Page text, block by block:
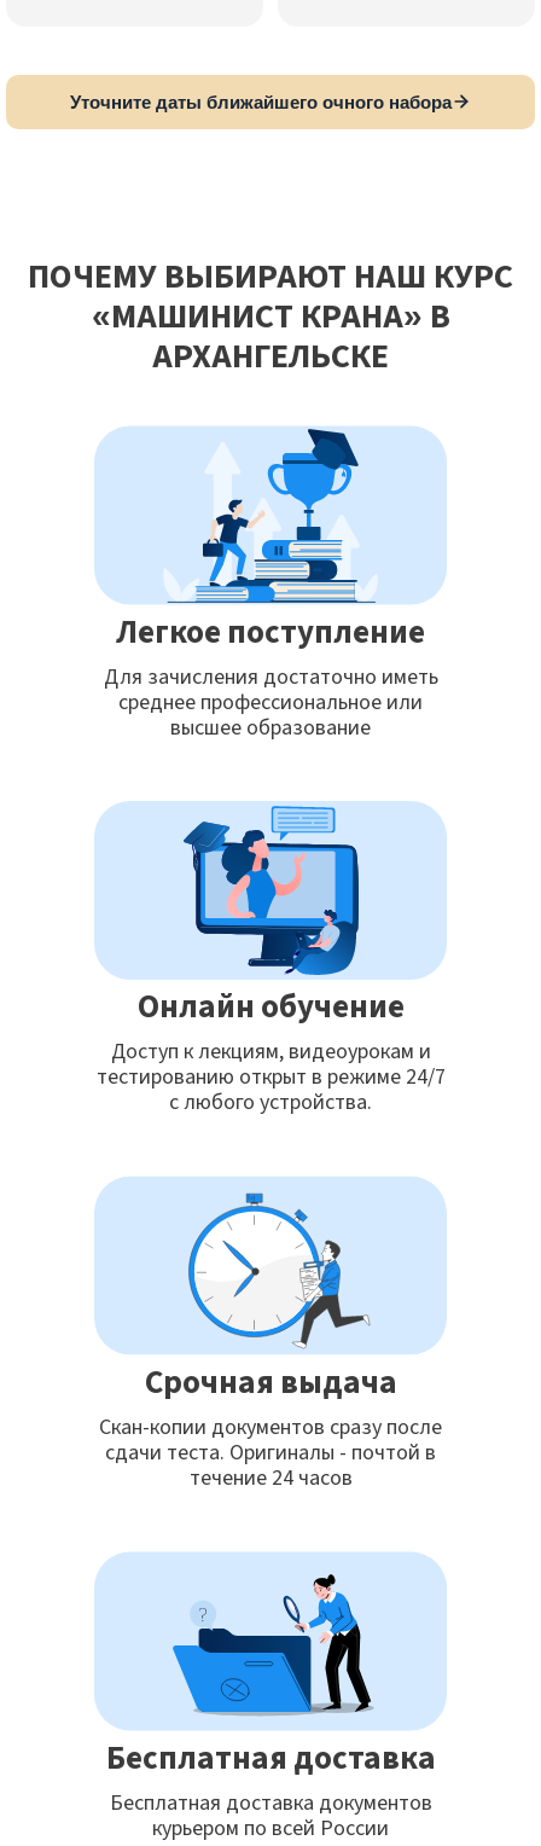
Уточните даты ближайшего очного набора
ПОЧЕМУ ВЫБИРАЮТ НАШ КУРС
«МАШИНИСТ КРАНА» В
АРХАНГЕЛЬСКЕ
Легкое поступление
Для зачисления достаточно иметь
среднее профессиональное или
высшее образование
Онлайн обучение
Доступ к лекциям, видеоурокам и
тестированию открыт в режиме 24/7
с любого устройства.
Срочная выдача
Скан-копии документов сразу после
сдачи теста. Оригиналы - почтой в
течение 24 часов
Бесплатная доставка
Бесплатная доставка документов
курьером по всей России